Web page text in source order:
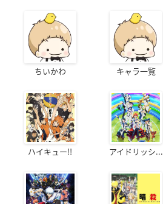
ちいかわ キャラ一覧
ハイキュー!! アイドリッシ...